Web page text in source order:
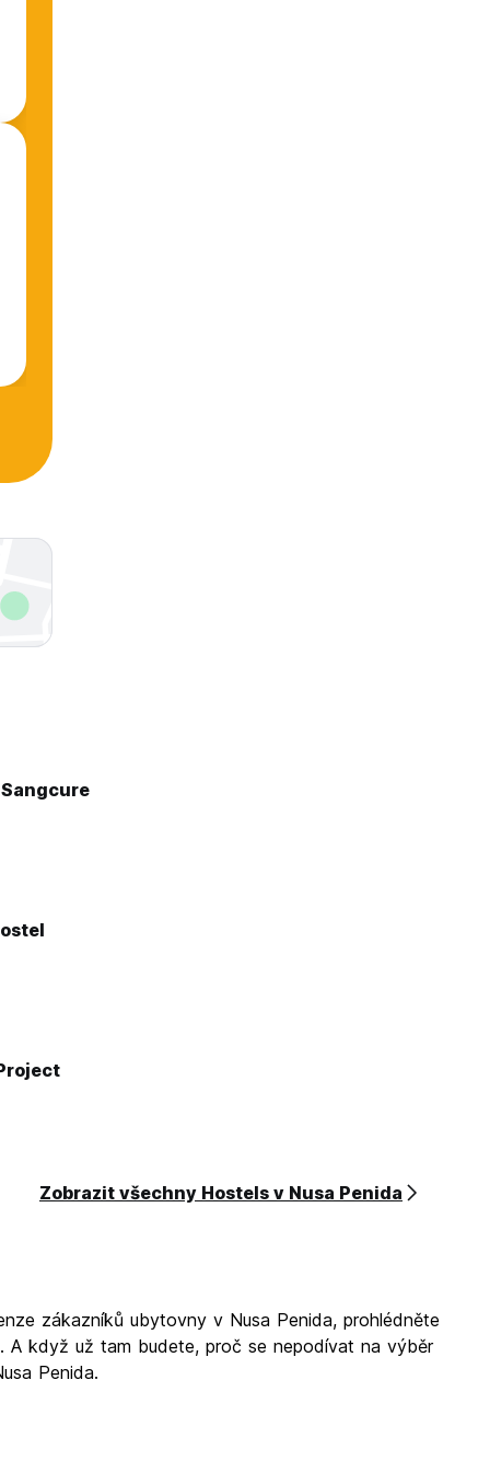
Zobrazit všechny Hostels v Nusa Penida
zákazníků ubytovny v Nusa Penida, prohlédněte
A když už tam budete, proč se nepodívat na výběr
Penida.